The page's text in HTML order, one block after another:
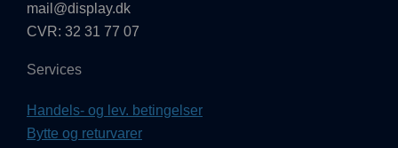
mail@display.dk
CVR: 32 31 77 07
Services
Handels- og lev. betingelser
Bytte og returvarer